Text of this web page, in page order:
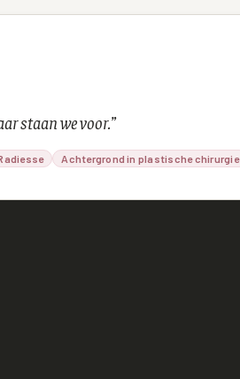
staan we voor.”
Achtergrond in plastische chirurgie